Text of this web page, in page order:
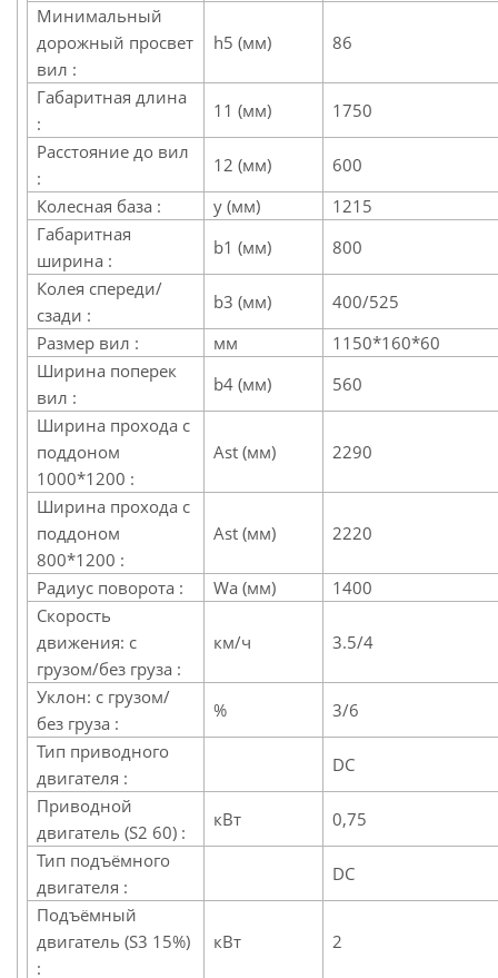
Минимальный
дорожный просвет
вил :
h5 (мм) 86
Габаритная длина
:
11 (мм)
1750
Расстояние до вил
:
12 (мм)
600
Колесная база :
y (мм)
1215
Габаритная
ширина :
b1 (мм)
800
Колея спереди/
сзади :
b3 (мм)
400/525
Размер вил :
мм
1150*160*60
Ширина поперек
вил :
b4 (мм)
560
Ширина прохода с
поддоном
1000*1200 :
Ast (мм) 2290
Ширина прохода с
поддоном
800*1200 :
Ast (мм) 2220
Радиус поворота : Wa (мм)
1400
Скорость
движения: с
грузом/без груза :
км/ч 3.5/4
Уклон: с грузом/
без груза :
%
3/6
Тип приводного
двигателя :
DC
Приводной
двигатель (S2 60) :
кВт
0,75
Тип подъёмного
двигателя :
DC
Подъёмный
двигатель (S3 15%)
:
кВт 2